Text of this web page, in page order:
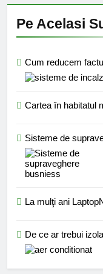
Pe Acelasi
Cum reducem
Cartea în habitatul
Sisteme de
La mulţi ani
De ce ar trebui